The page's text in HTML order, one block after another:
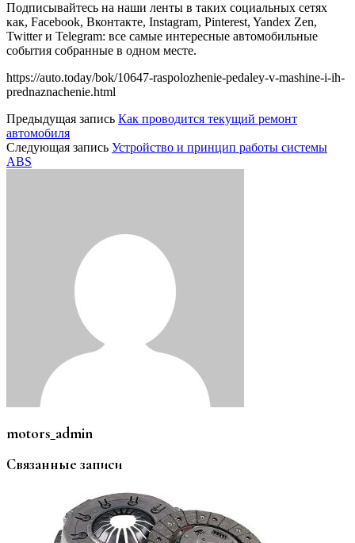
Подписывайтесь на наши ленты в таких социальных сетях
как, Facebook, Вконтакте, Instagram, Pinterest, Yandex Zen,
Twitter и Telegram: все самые интересные автомобильные
события собранные в одном месте.
https://auto.today/bok/10647-raspolozhenie-pedaley-v-mashine-i-ih-
prednaznachenie.html
Предыдущая запись Как проводится текущий ремонт
автомобиля
Следующая запись Устройство и принцип работы системы
ABS
motors_admin
Связанные записи